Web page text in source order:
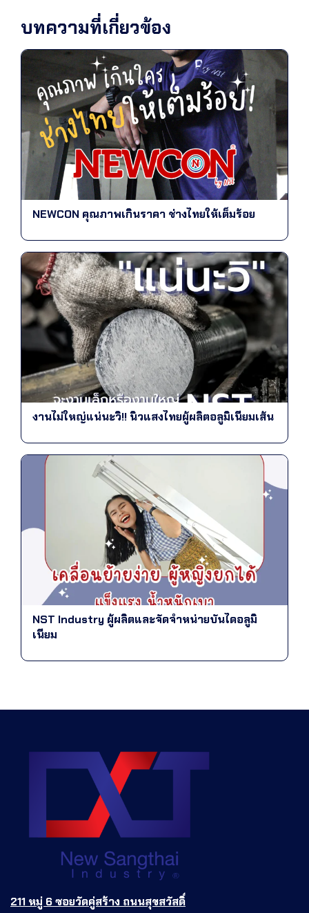
บทความที่เกี่ยวข้อง
NEWCON คุณภาพเกินราคา ช่างไทยให้เต็มร้อย
งานไม่ใหญ่แน่นะวิ!! นิวแสงไทยผู้ผลิตอลูมิเนียมเส้น
NST Industry ผู้ผลิตและจัดจำหน่ายบันไดอลูมิ
เนียม
211 หมู่ 6 ซอยวัดคู่สร้าง ถนนสุขสวัสดิ์